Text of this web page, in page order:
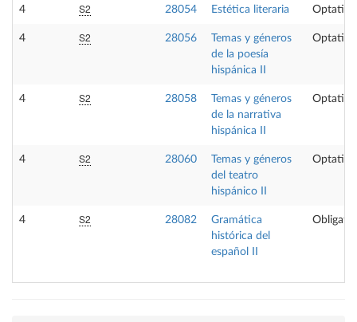
4 S2 28054 Estética literaria Optativa
4 S2 28056
Temas y géneros
de la poesía
hispánica II
Optativa
4 S2 28058
Temas y géneros
de la narrativa
hispánica II
Optativa
4 S2 28060
Temas y géneros
del teatro
hispánico II
Optativa
4 S2 28082
Gramática
histórica del
español II